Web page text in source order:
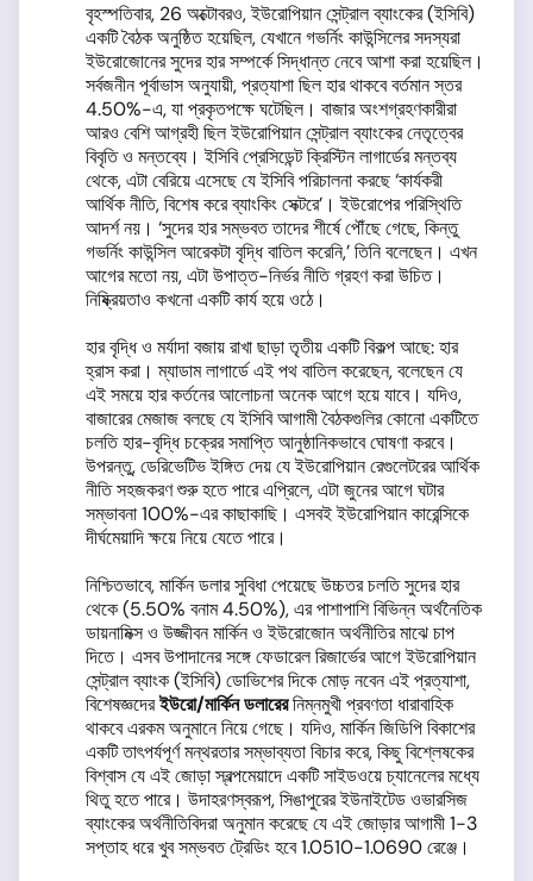
বৃহস্পতিবার, 26 অক্টোবরও, ইউরোপিয়ান সেন্ট্রাল ব্যাংকের (ইসিবি)
একটি বৈঠক অনুষ্ঠিত হয়েছিল, যেখানে গভর্নিং কাউন্সিলের সদস্যরা
ইউরোজোনের সুদের হার সম্পর্কে সিদ্ধান্ত নেবে আশা করা হয়েছিল।
সর্বজনীন পূর্বাভাস অনুযায়ী, প্রত্যাশা ছিল হার থাকবে বর্তমান স্তর
4.50%-এ, যা প্রকৃতপক্ষে ঘটেছিল। বাজার অংশগ্রহণকারীরা
আরও বেশি আগ্রহী ছিল ইউরোপিয়ান সেন্ট্রাল ব্যাংকের নেতৃত্বের
বিবৃতি ও মন্তব্যে। ইসিবি প্রেসিডেন্ট ক্রিস্টিন লাগার্ডের মন্তব্য
থেকে, এটা বেরিয়ে এসেছে যে ইসিবি পরিচালনা করছে ‘কার্যকরী
আর্থিক নীতি, বিশেষ করে ব্যাংকিং সেক্টরে’। ইউরোপের পরিস্থিতি
আদর্শ নয়। ‘সুদের হার সম্ভবত তাদের শীর্ষে পৌঁছে গেছে, কিন্তু
গভর্নিং কাউন্সিল আরেকটা বৃদ্ধি বাতিল করেনি,’ তিনি বলেছেন। এখন
আগের মতো নয়, এটা উপাত্ত-নির্ভর নীতি গ্রহণ করা উচিত।
নিষ্ক্রিয়তাও কখনো একটি কার্য হয়ে ওঠে।
হার বৃদ্ধি ও মর্যাদা বজায় রাখা ছাড়া তৃতীয় একটি বিকল্প আছে: হার
হ্রাস করা। ম্যাডাম লাগার্ডে এই পথ বাতিল করেছেন, বলেছেন যে
এই সময়ে হার কর্তনের আলোচনা অনেক আগে হয়ে যাবে। যদিও,
বাজারের মেজাজ বলছে যে ইসিবি আগামী বৈঠকগুলির কোনো একটিতে
চলতি হার-বৃদ্ধি চক্রের সমাপ্তি আনুষ্ঠানিকভাবে ঘোষণা করবে।
উপরন্তু, ডেরিভেটিভ ইঙ্গিত দেয় যে ইউরোপিয়ান রেগুলেটরের আর্থিক
নীতি সহজকরণ শুরু হতে পারে এপ্রিলে, এটা জুনের আগে ঘটার
সম্ভাবনা 100%-এর কাছাকাছি। এসবই ইউরোপিয়ান কারেন্সিকে
দীর্ঘমেয়াদি ক্ষয়ে নিয়ে যেতে পারে।
নিশ্চিতভাবে, মার্কিন ডলার সুবিধা পেয়েছে উচ্চতর চলতি সুদের হার
থেকে (5.50% বনাম 4.50%), এর পাশাপাশি বিভিন্ন অর্থনৈতিক
ডায়নামিক্স ও উজ্জীবন মার্কিন ও ইউরোজোন অর্থনীতির মাঝে চাপ
দিতে। এসব উপাদানের সঙ্গে ফেডারেল রিজার্ভের আগে ইউরোপিয়ান
সেন্ট্রাল ব্যাংক (ইসিবি) ডোভিশের দিকে মোড় নবেন এই প্রত্যাশা,
বিশেষজ্ঞদেরইউরো/মার্কিন ডলারেরনিম্নমুখী প্রবণতা ধারাবাহিক
থাকবে এরকম অনুমানে নিয়ে গেছে। যদিও, মার্কিন জিডিপি বিকাশের
একটি তাৎপর্যপূর্ণ মন্থরতার সম্ভাব্যতা বিচার করে, কিছু বিশ্লেষকের
বিশ্বাস যে এই জোড়া স্বল্পমেয়াদে একটি সাইডওয়ে চ্যানেলের মধ্যে
থিতু হতে পারে। উদাহরণস্বরূপ, সিঙাপুরের ইউনাইটেড ওভারসিজ
ব্যাংকের অর্থনীতিবিদরা অনুমান করেছে যে এই জোড়ার আগামী 1-3
সপ্তাহ ধরে খুব সম্ভবত ট্রেডিং হবে 1.0510-1.0690 রেঞ্জে।